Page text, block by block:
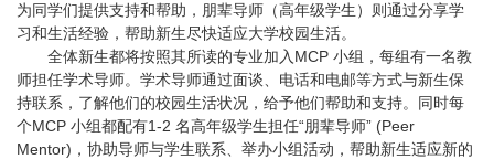
为同学们提供支持和帮助，朋辈导师（高年级学生）则通过分享学
习和生活经验，帮助新生尽快适应大学校园生活。
全体新生都将按照其所读的专业加入MCP 小组，每组有一名教
师担任学术导师。学术导师通过面谈、电话和电邮等方式与新生保
持联系，了解他们的校园生活状况，给予他们帮助和支持。同时每
个MCP 小组都配有1-2 名高年级学生担任“朋辈导师” (Peer
Mentor)，协助导师与学生联系、举办小组活动，帮助新生适应新的